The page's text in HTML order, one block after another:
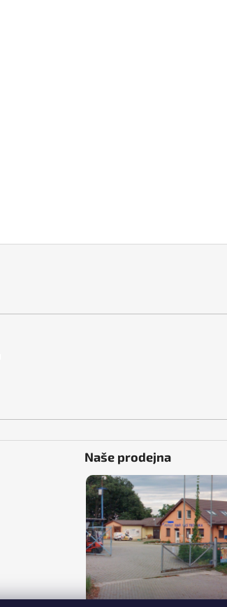
Naše prodejna